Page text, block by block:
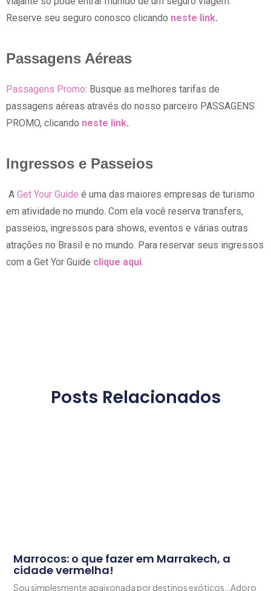
Reserve seu seguro conosco clicando neste link.
Passagens Aéreas
Passagens Promo: Busque as melhores tarifas de
passagens aéreas através do nosso parceiro PASSAGENS
PROMO, clicando neste link.
Ingressos e Passeios
A Get Your Guide é uma das maiores empresas de turismo
em atividade no mundo. Com ela você reserva transfers,
passeios, ingressos para shows, eventos e várias outras
atrações no Brasil e no mundo. Para reservar seus ingressos
com a Get Yor Guide clique aqui.
Posts Relacionados
Marrocos: o que fazer em Marrakech, a
cidade vermelha!
Sou simplesmente apaixonada por destinos exóticos…Adoro